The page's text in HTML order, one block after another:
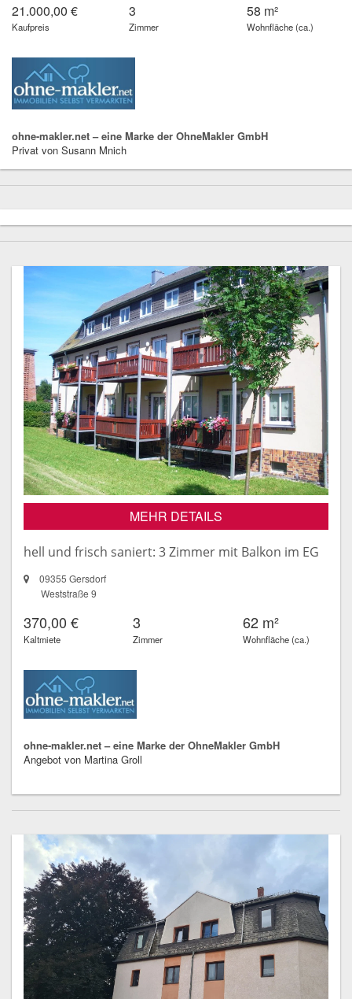
21.000,00 €
Kaufpreis
3
Zimmer
58 m²
Wohnfläche (ca.)
ohne-makler.net – eine Marke der OhneMakler GmbH
Privat von Susann Mnich
MEHR DETAILS
hell und frisch saniert: 3 Zimmer mit Balkon im EG
09355 Gersdorf
Weststraße 9
370,00 €
Kaltmiete
3
Zimmer
62 m²
Wohnfläche (ca.)
ohne-makler.net – eine Marke der OhneMakler GmbH
Angebot von Martina Groll